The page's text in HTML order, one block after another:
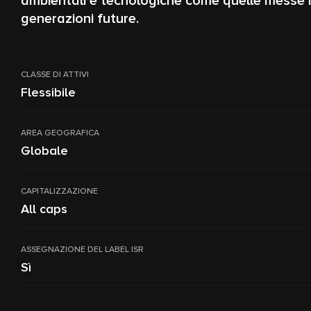
generazioni future.
CLASSE DI ATTIVI
Flessibile
AREA GEOGRAFICA
Globale
CAPITALIZZAZIONE
All caps
ASSEGNAZIONE DEL LABEL ISR
Sì